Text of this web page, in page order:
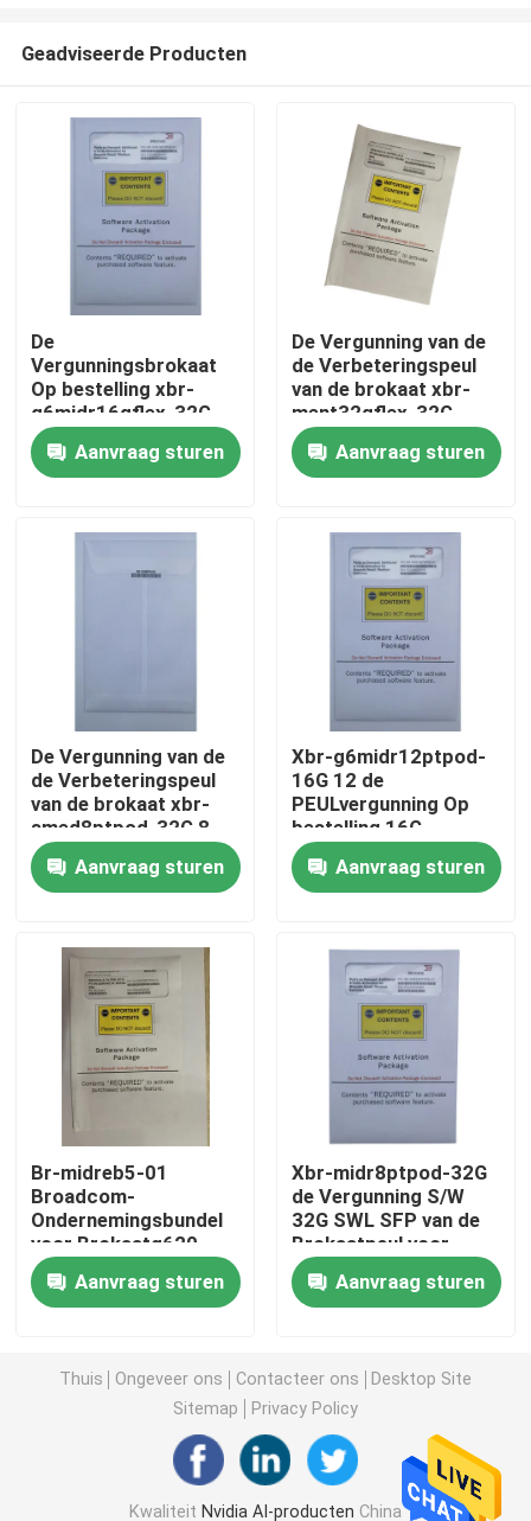
Huis
Producten
Ongeveer ons
Fabrieksreis
Nieuws
Nvidia AI-producten
de Module van 100G QSFP28
de Module van 25G SFP28
10G SFP-Module
Finisar Optische Zendontvanger
de kaart van de netwerkadapter
De Vergunning van de brokaatpeul
Geadviseerde Producten
De
Vergunningsbrokaat
Op bestelling xbr-
g6midr16qflex-32G
van de 16 QSFP-
Havenspeul
Aanvraag sturen
De Vergunning van de
de Verbeteringspeul
van de brokaat xbr-
ment32qflex-32G
QSFP Haven met
Actieve 8x32G SWL
QSFP
Aanvraag sturen
De Vergunning van de
de Verbeteringspeul
van de brokaat xbr-
smed8ptpod-32G 8
Haven 32G QSFP voor
G610-Schakelaar
Aanvraag sturen
Xbr-g6midr12ptpod-
16G 12 de
PEULvergunning Op
bestelling 16G
SWLSFPS van het
Havensbrokaat
Aanvraag sturen
Br-midreb5-01
Broadcom-
Ondernemingsbundel
voor Brokaatg620
Schakelaar
Aanvraag sturen
Xbr-midr8ptpod-32G
de Vergunning S/W
32G SWL SFP van de
Brokaatpeul voor
G720-Schakelaar
Aanvraag sturen
Thuis Ongeveer ons Contacteer ons
Desktop Site
Sitemap
Privacy Policy
Kwaliteit Nvidia AI-producten China